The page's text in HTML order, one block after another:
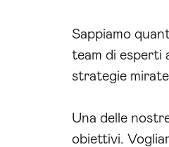
Sappiamo
team di esperti
strategie
Una delle
obiettivi.